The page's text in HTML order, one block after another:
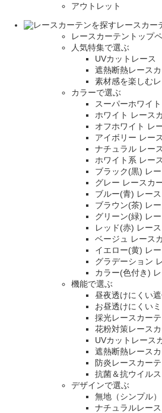
アウトレット
レースカー
レースカーテントップ
人気特集で選ぶ
UVカットレース
遮熱断熱レース
素材感を楽しむ
カラーで選ぶ
スーパーホワイ
ホワイト レース
オフホワイト レ
アイボリー レー
ナチュラル レー
ホワイト系 レー
ブラック(黒) レ
グレー レースカ
ブルー(青) レー
ブラウン(茶) レ
グリーン(緑) レ
レッド(赤) レー
ベージュ レース
イエロー(黄) レ
グラデーション
カラー(色付き)
機能で選ぶ
昼夜透けにくい
お昼透けにくい
採光レースカー
花粉対策レース
UVカットレース
遮熱断熱レース
防炎レースカー
抗菌＆抗ウイル
デザインで選ぶ
無地（シンプル
ナチュラルレー